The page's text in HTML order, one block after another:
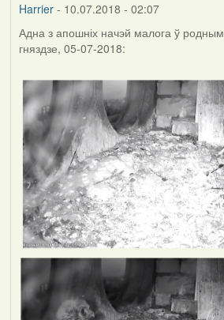
Harrier- 10.07.2018 - 02:07
Адна з апошніх начэй малога ў родным
гняздзе, 05-07-2018: